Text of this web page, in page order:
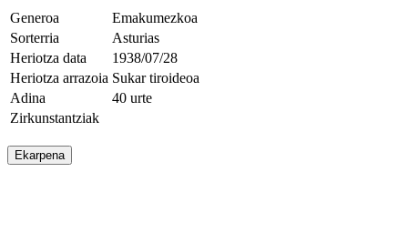
Generoa
Emakumezkoa
Sorterria
Asturias
Heriotza data
1938/07/28
Heriotza arrazoia Sukar tiroideoa
Adina
40 urte
Zirkunstantziak